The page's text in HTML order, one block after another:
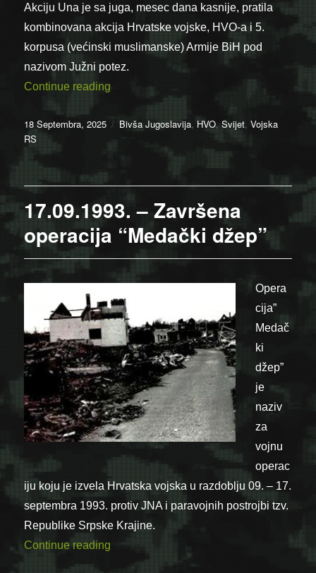
Akciju Una je sa juga, mesec dana kasnije, pratila
kombinovana akcija Hrvatske vojske, HVO-a i 5.
korpusa (većinski muslimanske) Armije BiH pod
nazivom Južni potez.
Continue reading
Posted
on
18 Septembra, 2025 Categories
Bivša Jugoslavija,HVO,Svijet,Vojska
RS
17.09.1993. – Završena
operacija “Medački džep”
Opera
cija”
Medač
ki
džep”
je
naziv
za
vojnu
operac
iju koju je izvela Hrvatska vojska u razdoblju 09. – 17.
septembra 1993. protiv JNA i paravojnih postrojbi tzv.
Republike Srpske Krajine.
Continue reading